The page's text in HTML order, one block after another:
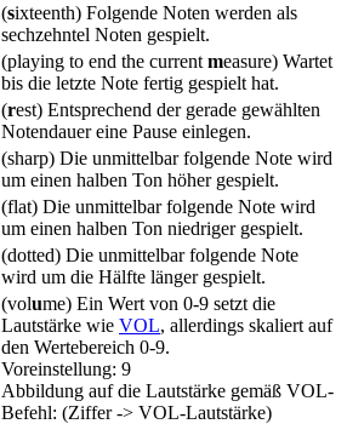
(sixteenth) Folgende Noten werden als
sechzehntel Noten gespielt.
(playing to end the current measure) Wartet
bis die letzte Note fertig gespielt hat.
(rest) Entsprechend der gerade gewählten
Notendauer eine Pause einlegen.
(sharp) Die unmittelbar folgende Note wird
um einen halben Ton höher gespielt.
(flat) Die unmittelbar folgende Note wird
um einen halben Ton niedriger gespielt.
(dotted) Die unmittelbar folgende Note
wird um die Hälfte länger gespielt.
(volume) Ein Wert von 0-9 setzt die
Lautstärke wie VOL, allerdings skaliert auf
den Wertebereich 0-9.
Voreinstellung: 9
Abbildung auf die Lautstärke gemäß VOL-
Befehl: (Ziffer -> VOL-Lautstärke)